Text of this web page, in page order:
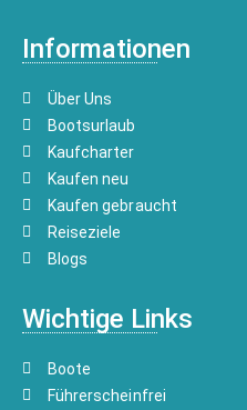
Informationen
Über Uns
Bootsurlaub
Kaufcharter
Kaufen neu
Kaufen gebraucht
Reiseziele
Blogs
Wichtige Links
Boote
Führerscheinfrei